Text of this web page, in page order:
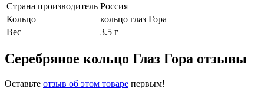
Страна производитель Россия
Кольцо
кольцо глаз Гора
Вес
3.5 г
Серебряное кольцо Глаз Гора отзывы
Оставьте отзыв об этом товаре первым!